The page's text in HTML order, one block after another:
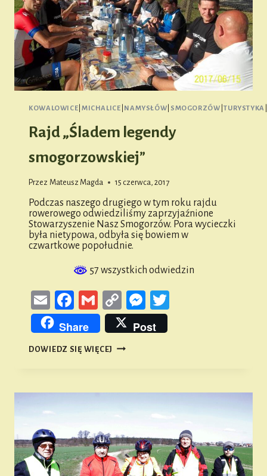
KOWALOWICE MICHALICE NAMYSŁÓW SMOGORZÓW |TURYSTYKA
Rajd „Śladem legendy
smogorzowskiej”
Przez Mateusz Magda 15 czerwca, 2017
Podczas naszego drugiego w tym roku rajdu
rowerowego odwiedziliśmy zaprzyjaźnione
Stowarzyszenie Nasz Smogorzów. Pora wycieczki
była nietypowa, odbyła się bowiem w
czwartkowe popołudnie.
57 wszystkich odwiedzin
EmailFacebook
GmailCopy
Link
Messenger
Share Post
DOWIEDZ SIĘ WIĘCEJ RAJD